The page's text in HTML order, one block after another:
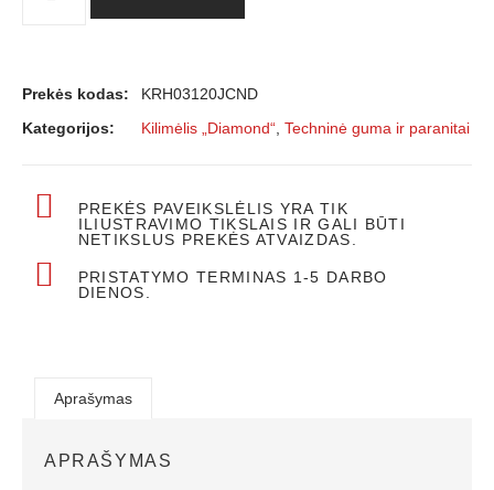
Prekės kodas:
KRH03120JCND
Kategorijos:
Kilimėlis „Diamond“ Techninė guma ir paranitai
PREKĖS PAVEIKSLĖLIS YRA TIK
ILIUSTRAVIMO TIKSLAIS IR GALI BŪTI
NETIKSLUS PREKĖS ATVAIZDAS.
PRISTATYMO TERMINAS 1-5 DARBO
DIENOS.
Aprašymas
APRAŠYMAS